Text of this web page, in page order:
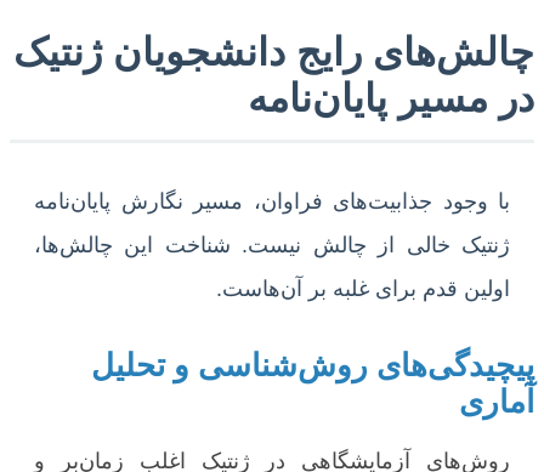
چالش‌های رایج دانشجویان ژنتیک
در مسیر پایان‌نامه
با وجود جذابیت‌های فراوان، مسیر نگارش پایان‌نامه
ژنتیک خالی از چالش نیست. شناخت این چالش‌ها،
اولین قدم برای غلبه بر آن‌هاست.
پیچیدگی‌های روش‌شناسی و تحلیل
آماری
روش‌های آزمایشگاهی در ژنتیک اغلب زمان‌بر و